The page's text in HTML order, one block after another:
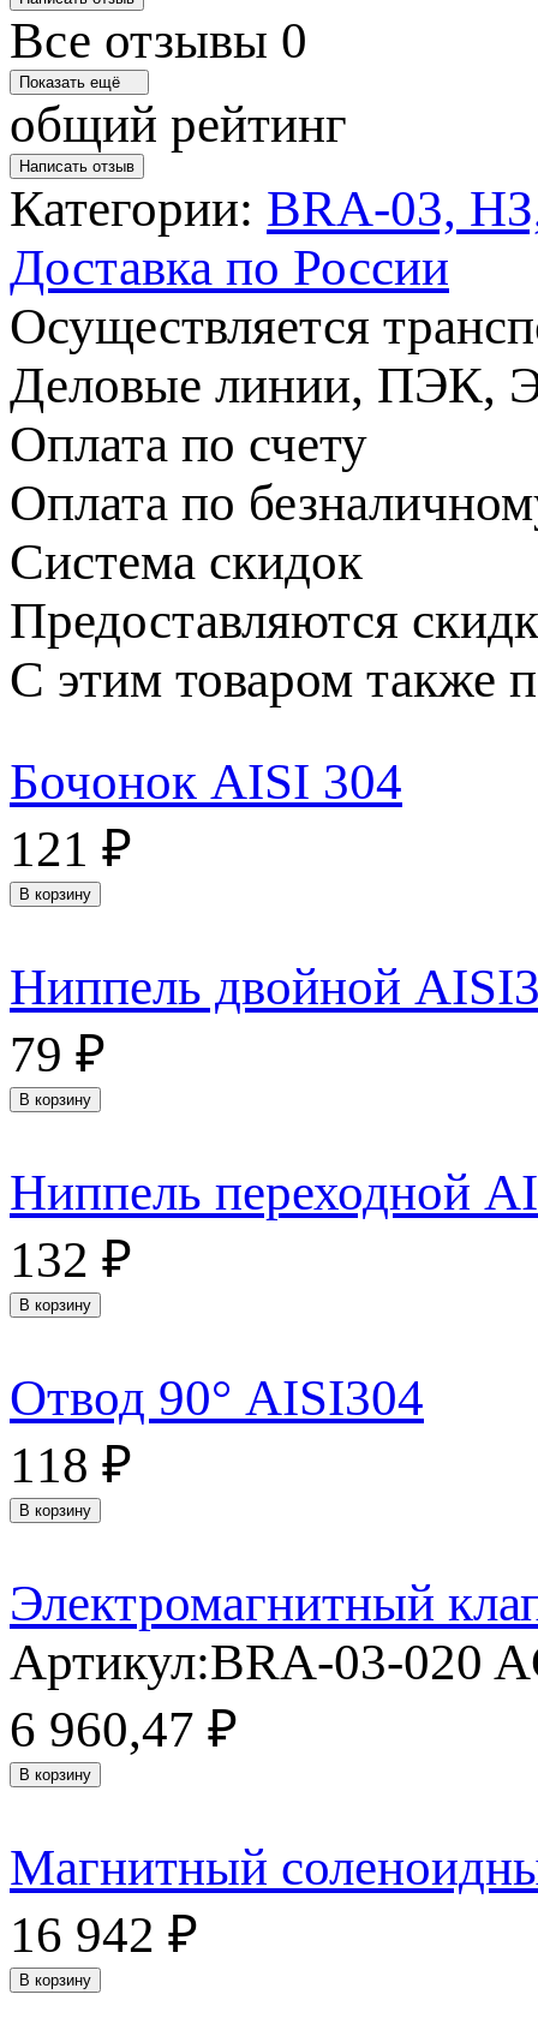
Все отзывы 0
Показать ещё
общий рейтинг
Написать отзыв
Категории: BRA-03,
Доставка по России
Осуществляется
Деловые линии, ПЭК,
Оплата по счету
Оплата по
Система скидок
Предоставляются
С этим товаром также
Бочонок AISI 304
121 ₽
В корзину
Ниппель двойной
79 ₽
В корзину
Ниппель переходной
132 ₽
В корзину
Отвод 90° AISI304
118 ₽
В корзину
Электромагнитный
Артикул:BRA-03-020
6 960,47 ₽
В корзину
Магнитный
16 942 ₽
В корзину